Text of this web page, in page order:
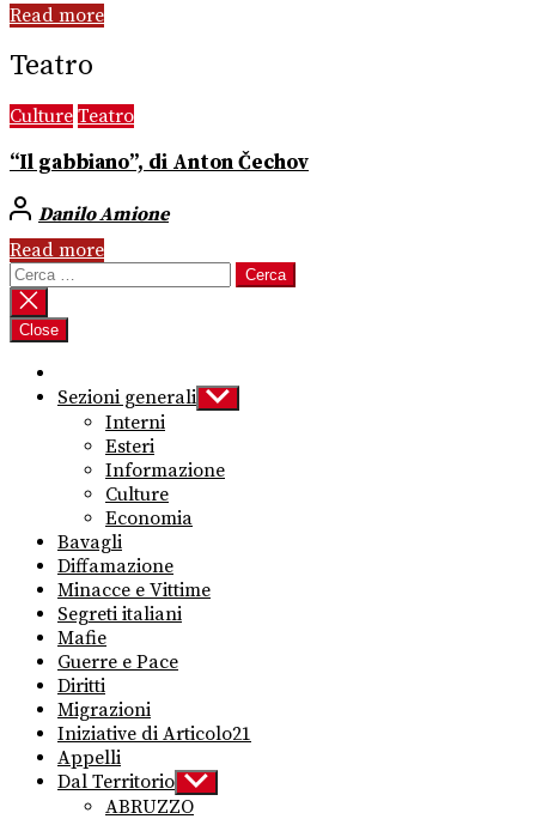
Read more
Teatro
Culture Teatro
“Il gabbiano”, di Anton Čechov
Danilo Amione
Read more
Ricerca
per:
Close
Sezioni generali Show
sub
Interni
Esteri
Informazione
Culture
Economia
Bavagli
Diffamazione
Minacce e Vittime
Segreti italiani
Mafie
Guerre e Pace
Diritti
Migrazioni
Iniziative di Articolo21
Appelli
Dal Territorio Show
sub
ABRUZZO